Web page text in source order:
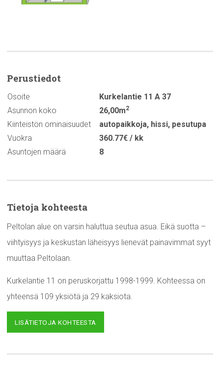
Perustiedot
Osoite
Kurkelantie 11 A 37
Asunnon koko
26,00m2
Kiinteistön ominaisuudet autopaikkoja, hissi, pesutupa
Vuokra
360.77€ / kk
Asuntojen määrä
8
Tietoja kohteesta
Peltolan alue on varsin haluttua seutua asua. Eikä suotta –
viihtyisyys ja keskustan läheisyys lienevät painavimmat syyt
muuttaa Peltolaan.
Kurkelantie 11 on peruskorjattu 1998-1999. Kohteessa on
yhteensä 109 yksiötä ja 29 kaksiota.
LISÄTIETOJA KOHTEESTA